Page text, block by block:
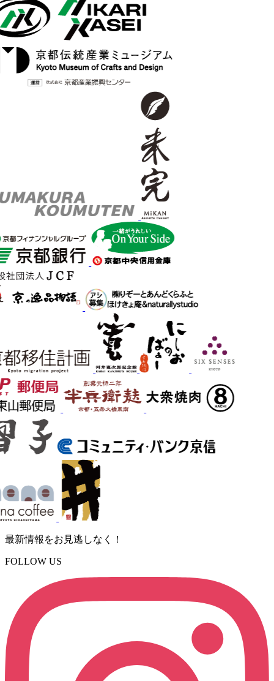
最新情報をお見逃しなく！
FOLLOW US